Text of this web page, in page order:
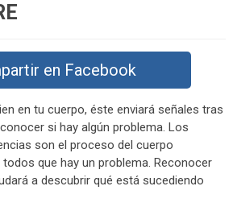
en Facebook
en tu cuerpo, éste enviará señales tras
si hay algún problema. Los
son el proceso del cuerpo
que hay un problema. Reconocer
a descubrir qué está sucediendo